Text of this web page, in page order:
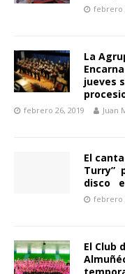
febrero
La
jueves
febrero 26, 2019 Juan
El
Turry”
disco
febrero
El Club